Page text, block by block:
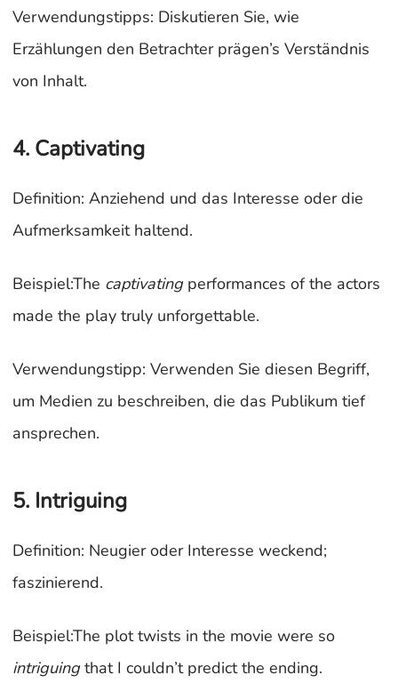
Verwendungstipps: Diskutieren Sie, wie
Erzählungen den Betrachter prägen’s Verständnis
von Inhalt.
4. Captivating
Definition: Anziehend und das Interesse oder die
Aufmerksamkeit haltend.
Beispiel:The captivatingperformances of the actors
made the play truly unforgettable.
Verwendungstipp: Verwenden Sie diesen Begriff,
um Medien zu beschreiben, die das Publikum tief
ansprechen.
5. Intriguing
Definition: Neugier oder Interesse weckend;
faszinierend.
Beispiel:The plot twists in the movie were so
intriguingthat I couldn’t predict the ending.